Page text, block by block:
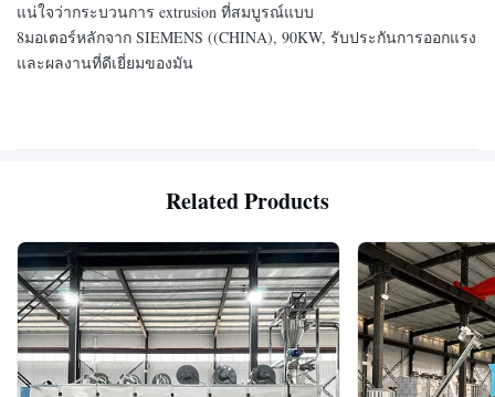
แน่ใจว่ากระบวนการ extrusion ที่สมบูรณ์แบบ
8มอเตอร์หลักจาก SIEMENS ((CHINA), 90KW, รับประกันการออกแรง
และผลงานที่ดีเยี่ยมของมัน
Related Products